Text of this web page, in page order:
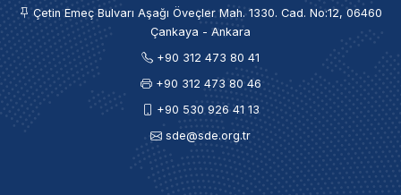
Çetin Emeç Bulvarı Aşağı Öveçler Mah. 1330. Cad. No:12, 06460
Çankaya - Ankara
+90 312 473 80 41
+90 312 473 80 46
+90 530 926 41 13
sde@sde.org.tr